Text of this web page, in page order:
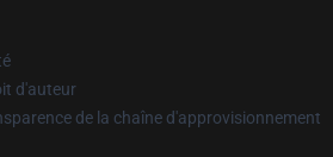
d'auteur
de la chaîne d'approvisionnement